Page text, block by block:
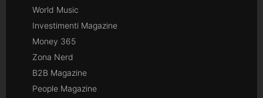
World Music
Investimenti Magazine
Money 365
Zona Nerd
B2B Magazine
People Magazine